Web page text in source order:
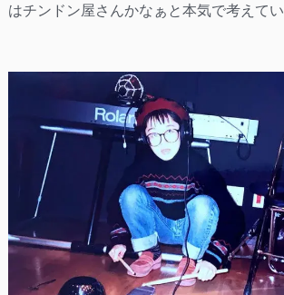
はチンドン屋さんかなぁと本気で考えてい